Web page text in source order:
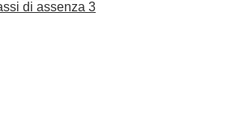
di assenza 3